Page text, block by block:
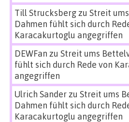
Till Strucksbergzu Streit
Dahmen fühlt sich durch
Karacakurtoglu angegriffen
DEWFan zu Streit ums
fühlt sich durch Rede von
angegriffen
Ulrich Sanderzu Streit ums
Dahmen fühlt sich durch
Karacakurtoglu angegriffen